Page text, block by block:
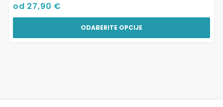
od 27,90 €
ODABERITE OPCIJE